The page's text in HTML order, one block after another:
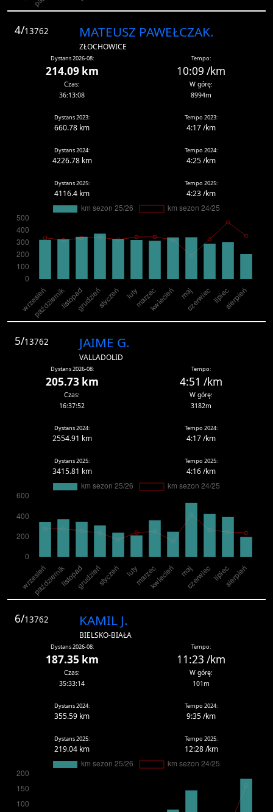
4/13762 MATEUSZ PAWEŁCZAK.
ZŁOCHOWICE
Dystans 2026-08:
214.09 km
Tempo:
10:09 /km
Czas:
36:13:08
W górę:
8994m
Dystans 2023:
660.78 km
Tempo 2023:
4:17 /km
Dystans 2024:
4226.78 km
Tempo 2024:
4:25 /km
Dystans 2025:
4116.4 km
Tempo 2025:
4:23 /km
5/13762 JAIME G.
VALLADOLID
Dystans 2026-08:
205.73 km
Tempo:
4:51 /km
Czas:
16:37:52
W górę:
3182m
Dystans 2024:
2554.91 km
Tempo 2024:
4:17 /km
Dystans 2025:
3415.81 km
Tempo 2025:
4:16 /km
6/13762 KAMIL J.
BIELSKO-BIAŁA
Dystans 2026-08:
187.35 km
Tempo:
11:23 /km
Czas:
35:33:14
W górę:
101m
Dystans 2024:
355.59 km
Tempo 2024:
9:35 /km
Dystans 2025:
219.04 km
Tempo 2025:
12:28 /km